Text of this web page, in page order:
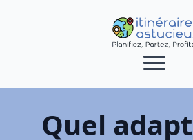
Quel